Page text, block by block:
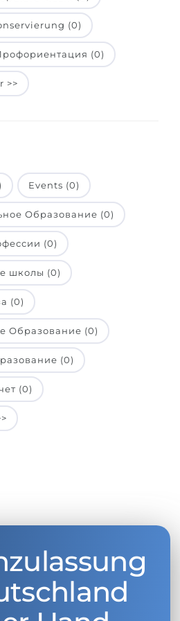
werden
(0)
(0)
>>
Events (0)
Образование (0)
(0)
школы (0)
(0)
Образование (0)
(0)
(0)